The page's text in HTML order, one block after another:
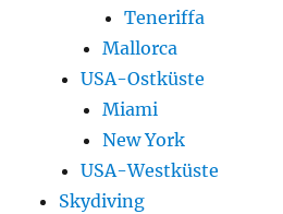
Teneriffa
Mallorca
USA-Ostküste
Miami
New York
USA-Westküste
Skydiving